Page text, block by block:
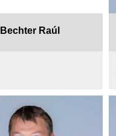
Bechter Raúl